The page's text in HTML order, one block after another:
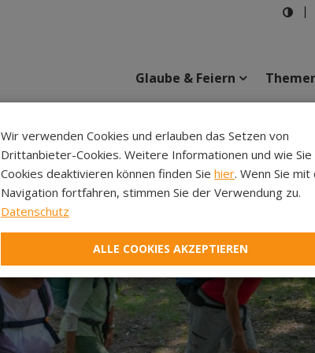
Glaube & Feiern
Wir verwenden Cookies und erlauben das Setzen von
Drittanbieter-Cookies. Weitere Informationen und wie Sie
Cookies deaktivieren können finden Sie hier. Wenn Sie mit
Navigation fortfahren, stimmen Sie der Verwendung zu.
Datenschutz
ALLE COOKIES AKZEPTIEREN